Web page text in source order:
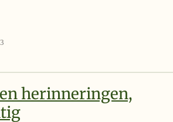
herinneringen,